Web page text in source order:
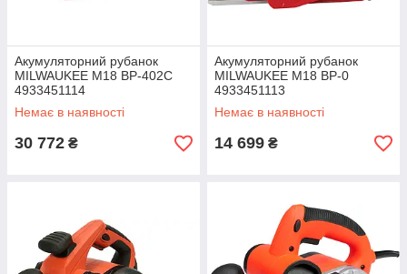
Акумуляторний рубанок
MILWAUKEE M18 BP-402C
4933451114
Немає в наявності
30 772 ₴
Акумуляторний рубанок
MILWAUKEE M18 BP-0
4933451113
Немає в наявності
14 699 ₴